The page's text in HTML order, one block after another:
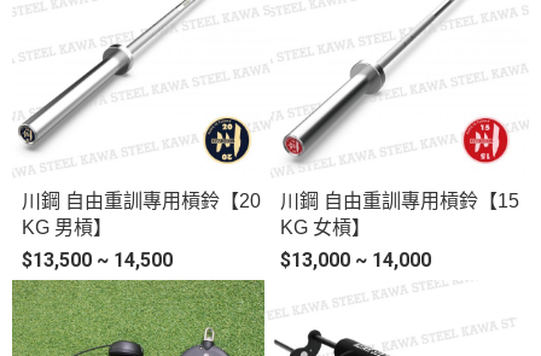
川鋼 自由重訓專用槓鈴【20
KG 男槓】
$13,500 ~ 14,500
川鋼 自由重訓專用槓鈴【15
KG 女槓】
$13,000 ~ 14,000